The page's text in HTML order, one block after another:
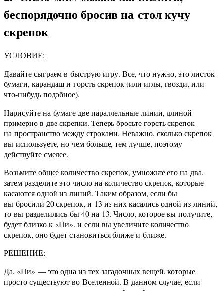
беспорядочно бросив на стол кучу
скрепок
УСЛОВИЕ:
Давайте сыграем в быструю игру. Все, что нужно, это листок
бумаги, карандаш и горсть скрепок (или иглы, гвозди, или
что-нибудь подобное).
Нарисуйте на бумаге две параллельные линии, длиной
примерно в две скрепки. Теперь бросьте горсть скрепок
на пространство между строками. Неважно, сколько скрепок
вы используете, но чем больше, тем лучше, поэтому
действуйте смелее.
Возьмите общее количество скрепок, умножьте его на два,
затем разделите это число на количество скрепок, которые
касаются одной из линий. Таким образом, если бы
вы бросили 20 скрепок, и 13 из них касались одной из линий,
то вы разделились бы 40 на 13. Число, которое вы получите,
будет близко к «Пи». и если вы увеличите количество
скрепок, оно будет становиться ближе и ближе.
РЕШЕНИЕ:
Да, «Пи» — это одна из тех загадочных вещей, которые
просто существуют во Вселенной. В данном случае, если